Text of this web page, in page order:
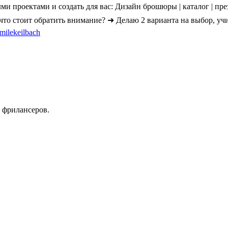
и создать для вас: Дизайн брошюры | каталог |
стоит обратить внимание? ➜ Делаю 2 варианта на выбор,